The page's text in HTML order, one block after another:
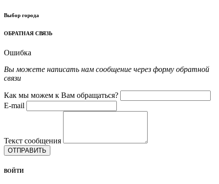
Выбор города
ОБРАТНАЯ СВЯЗЬ
Ошибка
Вы можете написать нам сообщение через форму обратной
связи
Как мы можем к Вам обращаться?
E-mail
Текст сообщения
ОТПРАВИТЬ
ВОЙТИ